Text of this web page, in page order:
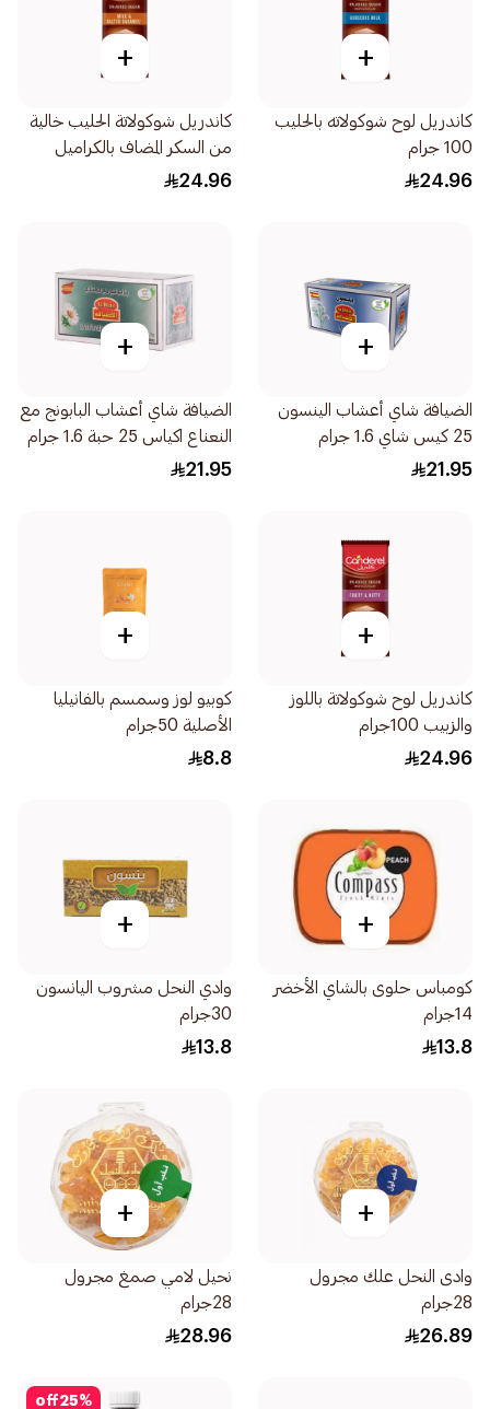
+
كاندريل لوح شوكولاته بالحليب
100 جرام
24.96
+
كاندريل شوكولاتة الحليب خالية
من السكر المضاف بالكراميل
المملح 100جرام
24.96
+
الضيافة شاي أعشاب الينسون
25 كيس شاي 1.6 جرام
21.95
+
الضيافة شاي أعشاب البابونج مع
النعناع اكياس 25 حبة 1.6 جرام
21.95
+
كاندريل لوح شوكولاتة باللوز
والزبيب 100جرام
24.96
+
كوبيو لوز وسمسم بالفانيليا
الأصلية 50جرام
8.8
+
كومباس حلوى بالشاي الأخضر
14جرام
13.8
+
وادي النحل مشروب اليانسون
30جرام
13.8
+
وادى النحل علك مجرول
28جرام
26.89
+
نحيل لامي صمغ مجرول
28جرام
28.96
25%
off